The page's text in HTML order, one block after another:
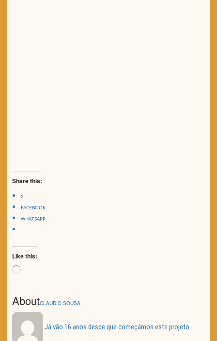
Share this:
X
FACEBOOK
WHATSAPP
Like this:
Loading…
AboutCLAUDIO SOUSA
Já vão 16 anos desde que começámos este projeto.